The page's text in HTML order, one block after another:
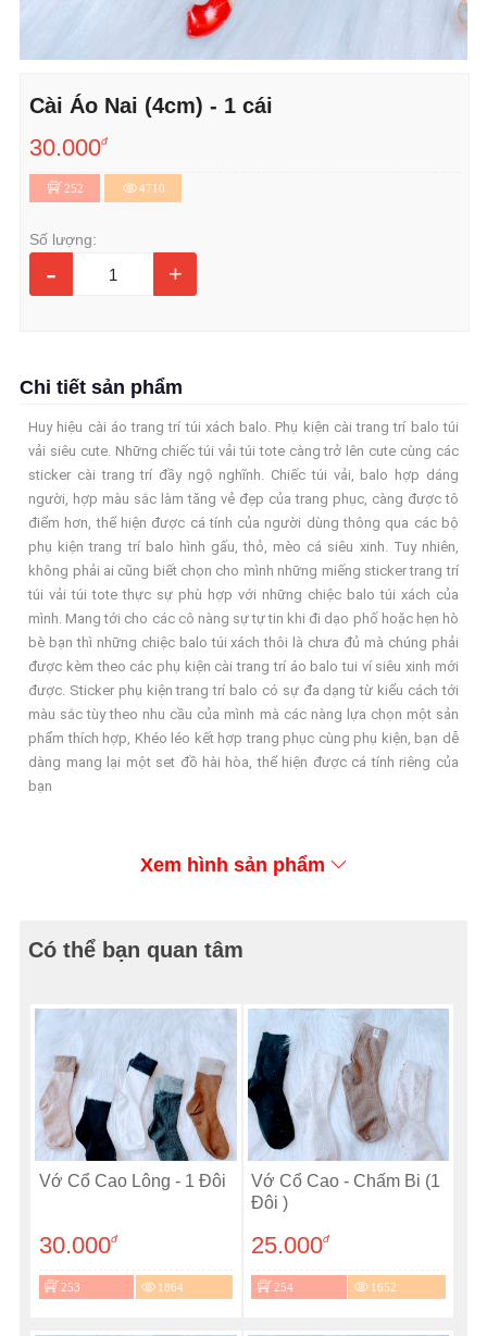
Cài Áo Nai (4cm) - 1 cái
30.000đ
252 4710
Số lượng:
- +
Chi tiết sản phẩm
Huy hiệu cài áo trang trí túi xách balo. Phụ kiện cài trang trí balo túi
vải siêu cute. Những chiếc túi vải túi tote càng trở lên cute cùng các
sticker cài trang trí đầy ngộ nghĩnh. Chiếc túi vải, balo hợp dáng
người, hợp màu sắc làm tăng vẻ đẹp của trang phục, càng được tô
điểm hơn, thể hiện được cá tính của người dùng thông qua các bộ
phụ kiện trang trí balo hình gấu, thỏ, mèo cá siêu xinh. Tuy nhiên,
không phải ai cũng biết chọn cho mình những miếng sticker trang trí
túi vải túi tote thực sự phù hợp với những chiệc balo túi xách của
mình. Mang tới cho các cô nàng sự tự tin khi đi dạo phố hoặc hẹn hò
bè bạn thì những chiệc balo túi xách thôi là chưa đủ mà chúng phải
được kèm theo các phụ kiện cài trang trí áo balo tui ví siêu xinh mới
được. Sticker phụ kiện trang trí balo có sự đa dạng từ kiểu cách tới
màu sắc tùy theo nhu cầu của mình mà các nàng lựa chọn một sản
phẩm thích hợp, Khéo léo kết hợp trang phục cùng phụ kiện, bạn dễ
dàng mang lại một set đồ hài hòa, thể hiện được cá tính riêng của
bạn
Xem hình sản phẩm
Có thể bạn quan tâm
Vớ Cổ Cao Lông - 1 Đôi
30.000đ
253 1864
Vớ Cổ Cao - Chấm Bi (1
Đôi )
25.000đ
254 1652